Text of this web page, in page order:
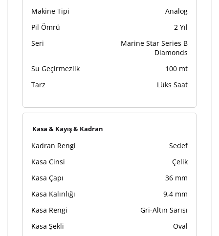
Makine Tipi
Analog
Pil Ömrü
2 Yıl
Seri
Marine Star Series B
Diamonds
Su Geçirmezlik
100 mt
Tarz
Lüks Saat
Kasa & Kayış & Kadran
Kadran Rengi
Sedef
Kasa Cinsi
Çelik
Kasa Çapı
36 mm
Kasa Kalınlığı
9,4 mm
Kasa Rengi
Gri-Altın Sarısı
Kasa Şekli
Oval